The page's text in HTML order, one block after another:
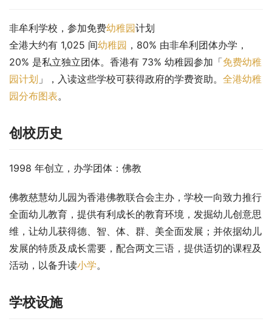
非牟利学校，参加免费幼稚园计划
全港大约有 1,025 间幼稚园 ，80% 由非牟利团体办学，
20% 是私立独立团体。香港有 73% 幼稚园参加「免费幼稚
园计划 」，入读这些学校可获得政府的学费资助。 全港幼稚
园分布图表。
创校历史
1998 年创立，办学团体：佛教
佛教慈慧幼儿园为香港佛教联合会主办，学校一向致力推行
全面幼儿教育，提供有利成长的教育环境，发掘幼儿创意思
维，让幼儿获得德、智、体、群、美全面发展；并依据幼儿
发展的特质及成长需要，配合两文三语，提供适切的课程及
活动，以备升读小学。
学校设施